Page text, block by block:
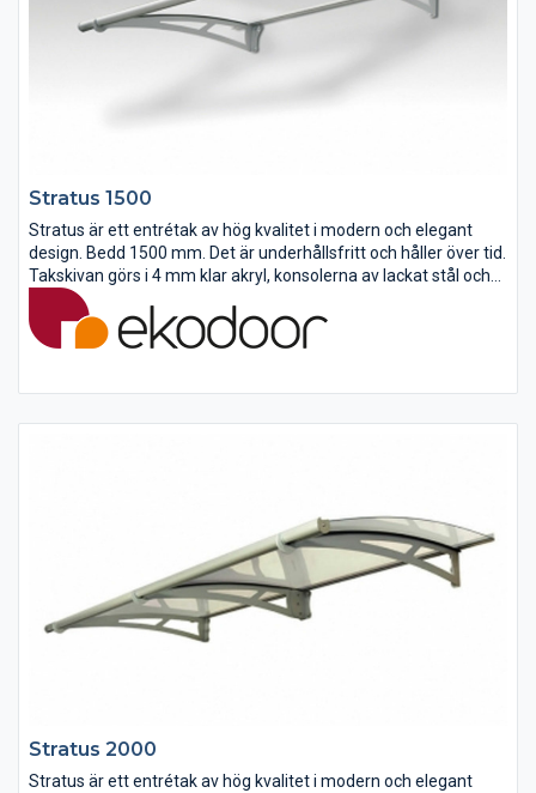
Stratus 1500
Stratus är ett entrétak av hög kvalitet i modern och elegant
design. Bedd 1500 mm. Det är underhållsfritt och håller över tid.
Takskivan görs i 4 mm klar akryl, konsolerna av lackat stål och
front- och väggprofilen av natureloxerat aluminium.
Stratus 2000
Stratus är ett entrétak av hög kvalitet i modern och elegant